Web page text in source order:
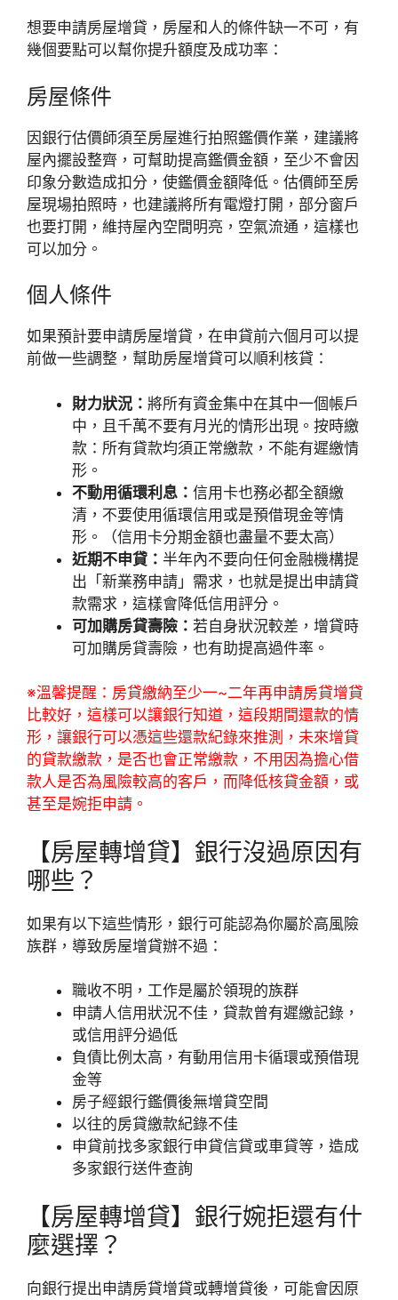
想要申請房屋增貸，房屋和人的條件缺一不可，有
幾個要點可以幫你提升額度及成功率：
房屋條件
因銀行估價師須至房屋進行拍照鑑價作業，建議將
屋內擺設整齊，可幫助提高鑑價金額，至少不會因
印象分數造成扣分，使鑑價金額降低。估價師至房
屋現場拍照時，也建議將所有電燈打開，部分窗戶
也要打開，維持屋內空間明亮，空氣流通，這樣也
可以加分。
個人條件
如果預計要申請房屋增貸，在申貸前六個月可以提
前做一些調整，幫助房屋增貸可以順利核貸：
財力狀況： 將所有資金集中在其中一個帳戶
中，且千萬不要有月光的情形出現。按時繳
款：所有貸款均須正常繳款，不能有遲繳情
形。
不動用循環利息： 信用卡也務必都全額繳
清，不要使用循環信用或是預借現金等情
形。（信用卡分期金額也盡量不要太高）
近期不申貸： 半年內不要向任何金融機構提
出「新業務申請」需求，也就是提出申請貸
款需求，這樣會降低信用評分。
可加購房貸壽險： 若自身狀況較差，增貸時
可加購房貸壽險，也有助提高過件率。
※溫馨提醒：房貸繳納至少一~二年再申請房貸增貸
比較好，這樣可以讓銀行知道，這段期間還款的情
形，讓銀行可以憑這些還款紀錄來推測，未來增貸
的貸款繳款，是否也會正常繳款，不用因為擔心借
款人是否為風險較高的客戶，而降低核貸金額，或
甚至是婉拒申請。
【房屋轉增貸】銀行沒過原因有
哪些？
如果有以下這些情形，銀行可能認為你屬於高風險
族群，導致房屋增貸辦不過：
職收不明，工作是屬於領現的族群
申請人信用狀況不佳，貸款曾有遲繳記錄，
或信用評分過低
負債比例太高，有動用信用卡循環或預借現
金等
房子經銀行鑑價後無增貸空間
以往的房貸繳款紀錄不佳
申貸前找多家銀行申貸信貸或車貸等，造成
多家銀行送件查詢
【房屋轉增貸】銀行婉拒還有什
麼選擇？
向銀行提出申請房貸增貸或轉增貸後，可能會因原